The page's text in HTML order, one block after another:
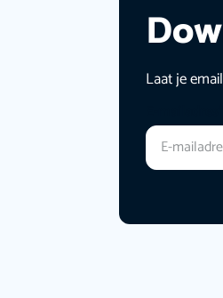
Laat je